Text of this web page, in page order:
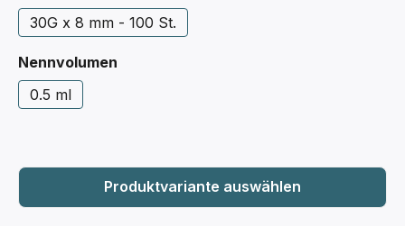
30G x 8 mm - 100 St.
Nennvolumen
0.5 ml